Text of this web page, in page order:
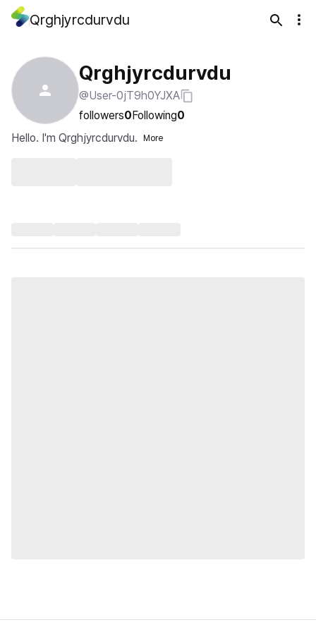
Qrghjyrcdurvdu
Qrghjyrcdurvdu
@User-0jT9h0YJXA
followers0Following0
Hello. I'm Qrghjyrcdurvdu.
More